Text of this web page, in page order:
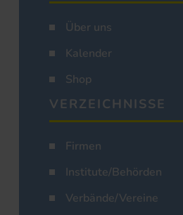
Über uns
Kalender
Shop
VERZEICHNISSE
Firmen
Institute/Behörden
Verbände/Vereine